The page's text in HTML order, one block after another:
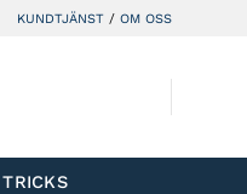
KUNDTJÄNST / OM OSS